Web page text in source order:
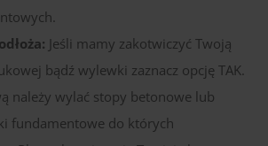
Jeśli mamy zakotwiczyć Twoją
bądź wylewki zaznacz opcję TAK.
należy wylać stopy betonowe lub
fundamentowe do których